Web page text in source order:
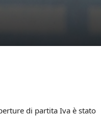
di partita Iva è stato